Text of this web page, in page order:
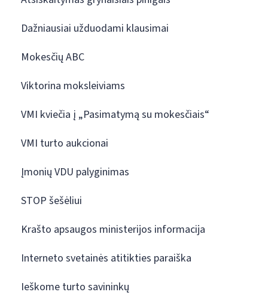
Dažniausiai užduodami klausimai
Mokesčių ABC
Viktorina moksleiviams
VMI kviečia į „Pasimatymą su mokesčiais“
VMI turto aukcionai
Įmonių VDU palyginimas
STOP šešėliui
Krašto apsaugos ministerijos informacija
Interneto svetainės atitikties paraiška
Ieškome turto savininkų